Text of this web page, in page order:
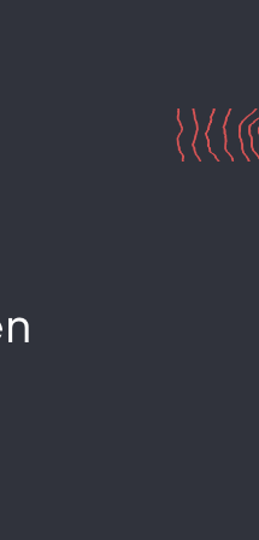
PortfolioWie